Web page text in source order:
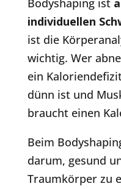
Bodyshaping ist
individuellen
ist die
wichtig. Wer
ein
dünn ist und
braucht einen
Beim
darum, gesund
Traumkörper zu